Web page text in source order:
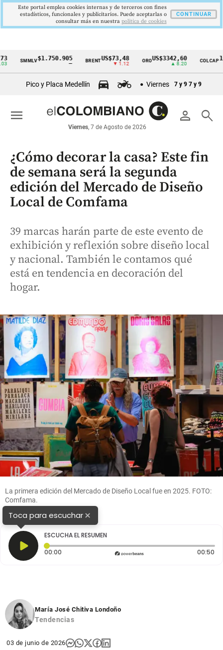
Cintillo
económicos
Colombia
SMMLV$1.750.905 BRENT US$73,48
▼ 1.12
ORO US$3342,60 COLCAP
Pico y Placa Medellín Viernes 7 y 9 7 y 9
person search
Viernes, 7 de Agosto de 2026
menu
¿Cómo decorar la casa? Este fin
de semana será la segunda
edición del Mercado de Diseño
Local de Comfama
39 marcas harán parte de este evento de
exhibición y reflexión sobre diseño local
y nacional. También le contamos qué
está en tendencia en decoración del
hogar.
La primera edición del Mercado de Diseño Local fue en 2025. FOTO:
Comfama.
Toca para escuchar×
ESCUCHA EL RESUMEN
00:00 Tiempo transcurrido: 0 segundos 00:50
María José Chitiva Londoño
Tendencias
03 de junio de 2026
Este portal emplea cookies internas y de terceros con fines
estadísticos, funcionales y publicitarios. Puede aceptarlas o
consultar más en nuestra politica de cookies
CONTINUAR